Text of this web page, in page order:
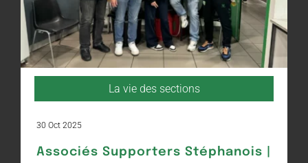
La vie des sections
30 Oct 2025
Associés Supporters Stéphanois |